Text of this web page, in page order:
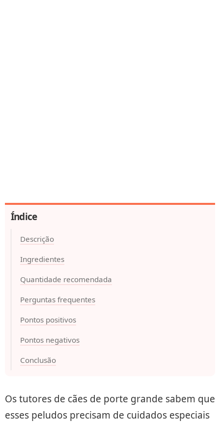
Índice
Descrição
Ingredientes
Quantidade recomendada
Perguntas frequentes
Pontos positivos
Pontos negativos
Conclusão
Os tutores de cães de porte grande sabem que
esses peludos precisam de cuidados especiais